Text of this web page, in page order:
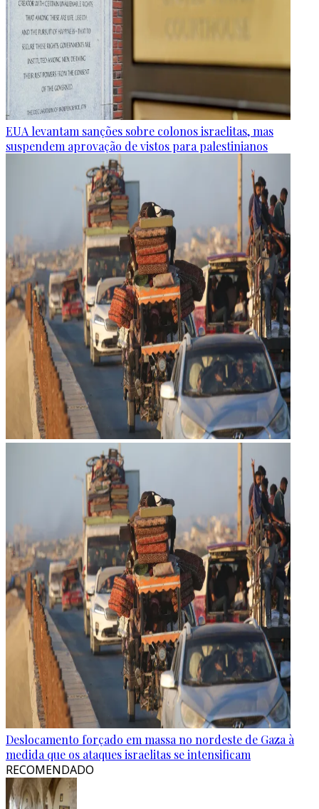
EUA levantam sanções sobre colonos israelitas, mas
suspendem aprovação de vistos para palestinianos
Deslocamento forçado em massa no nordeste de Gaza à
medida que os ataques israelitas se intensificam
RECOMENDADO